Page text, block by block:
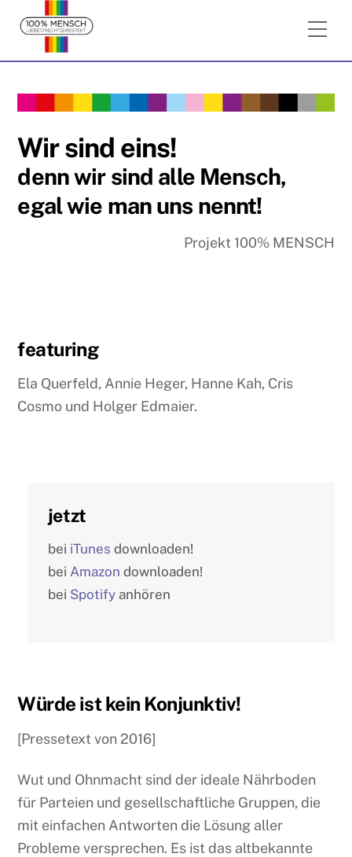
content
Wir sind eins!
denn wir sind alle Mensch,
egal wie man uns nennt!
Projekt 100% MENSCH
featuring
Ela Querfeld, Annie Heger, Hanne Kah, Cris
Cosmo und Holger Edmaier.
jetzt
bei iTunes downloaden!
bei Amazon downloaden!
bei Spotifyanhören
Würde ist kein Konjunktiv!
[Pressetext von 2016]
Wut und Ohnmacht sind der ideale Nährboden
für Parteien und gesellschaftliche Gruppen, die
mit einfachen Antworten die Lösung aller
Probleme versprechen. Es ist das altbekannte